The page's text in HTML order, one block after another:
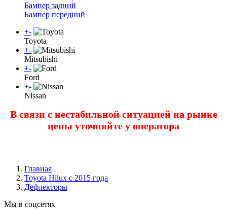
Бампер задний
Бампер передний
+-
Toyota
+-
Mitsubishi
+-
Ford
+-
Nissan
В связи с нестабильной ситуацией на рынке
цены уточняйте у оператора
Главная
Toyota Нilux с 2015 года
Дефлекторы
Мы в соцсетях